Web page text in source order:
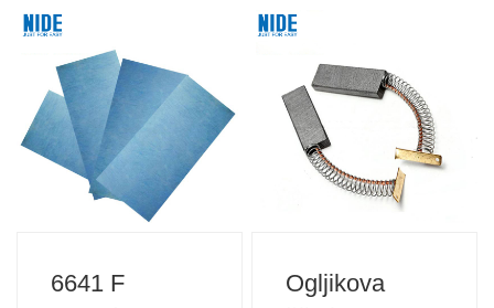
motorja
6641 F
Ogljikova